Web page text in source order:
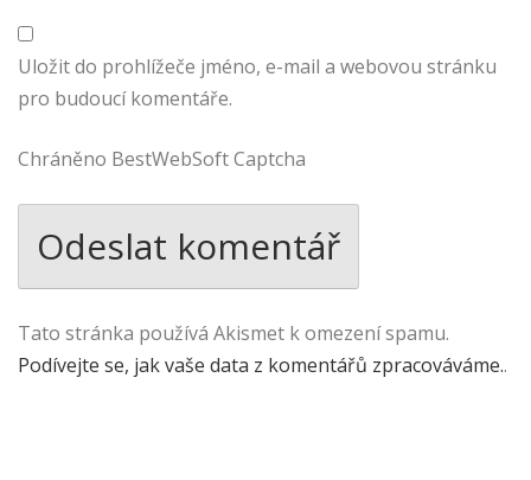
Uložit do prohlížeče jméno, e-mail a webovou stránku
pro budoucí komentáře.
Chráněno BestWebSoft Captcha
Tato stránka používá Akismet k omezení spamu.
Podívejte se, jak vaše data z komentářů zpracováváme..